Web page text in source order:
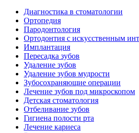
Диагностика в стоматологии
Ортопедия
Пародонтология
Ортодонтия с искусственным
Имплантация
Пересадка зубов
Удаление зубов
Удаление зубов мудрости
Зубосохраняющие операции
Лечение зубов под микроскопом
Детская стоматология
Отбеливание зубов
Гигиена полости рта
Лечение кариеса